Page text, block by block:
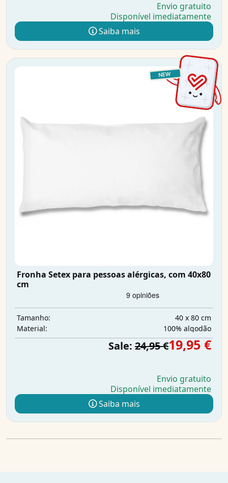
Envio gratuito
Disponível imediatamente
Saiba mais
Fronha Setex para pessoas alérgicas, com 40x80
cm
Tamanho:
40 x 80 cm
Material:
100% algodão
Sale: 24,95 €19,95 €
Envio gratuito
Disponível imediatamente
Saiba mais